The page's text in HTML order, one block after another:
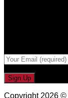
Copyright 2026 ©